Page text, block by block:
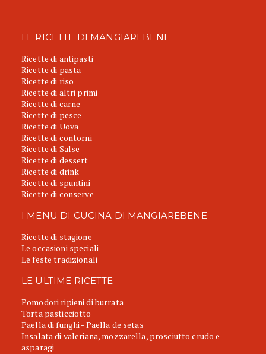
LE RICETTE DI MANGIAREBENE
Ricette di antipasti
Ricette di pasta
Ricette di riso
Ricette di altri primi
Ricette di carne
Ricette di pesce
Ricette di Uova
Ricette di contorni
Ricette di Salse
Ricette di dessert
Ricette di drink
Ricette di spuntini
Ricette di conserve
I MENU DI CUCINA DI MANGIAREBENE
Ricette di stagione
Le occasioni speciali
Le feste tradizionali
LE ULTIME RICETTE
Pomodori ripieni di burrata
Torta pasticciotto
Paella di funghi - Paella de setas
Insalata di valeriana, mozzarella, prosciutto crudo e
asparagi